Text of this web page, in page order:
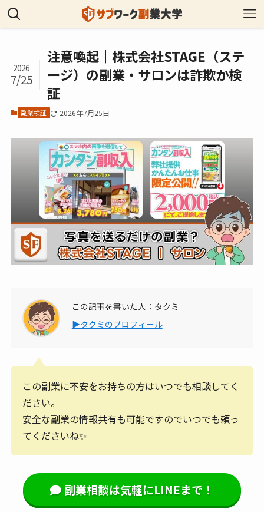
注意喚起｜株式会社STAGE（ステ
ージ）の副業・サロンは詐欺か検
証
2026
7/25
副業検証 2026年7月25日
この記事を書いた人：タクミ
▶タクミのプロフィール
この副業に不安をお持ちの方はいつでも相談してく
ださい。
安全な副業の情報共有も可能ですのでいつでも頼っ
てくださいね✨
副業相談は気軽にLINEまで！